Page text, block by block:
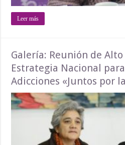
Leer más
Galería: Reunión de
Estrategia Nacional
Adicciones «Juntos por